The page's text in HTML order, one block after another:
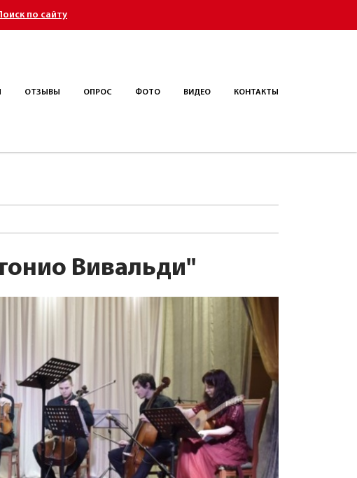
по сайту
ОТЗЫВЫ ОПРОС ФОТО ВИДЕО КОНТАКТЫ
Вивальди"